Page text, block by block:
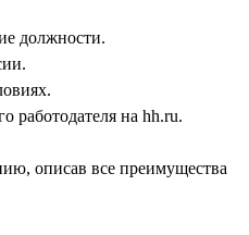
должности.
работодателя на hh.ru.
описав все преимущества